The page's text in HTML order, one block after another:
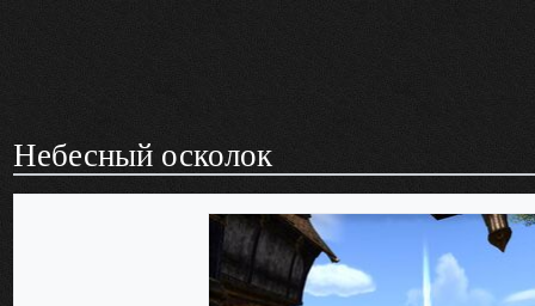
Небесный осколок